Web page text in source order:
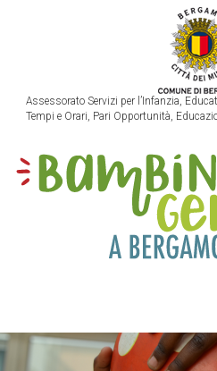
Assessorato Servizi per l’Infanzia,
Tempi e Orari, Pari Opportunità,